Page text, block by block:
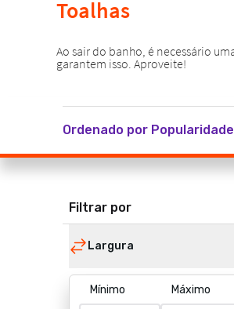
Ordenado por Popularidade
Filtrar por
Largura
Mínimo Máximo